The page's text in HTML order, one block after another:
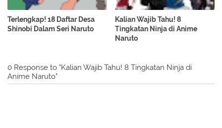
Terlengkap! 18 Daftar Desa
Shinobi Dalam Seri Naruto
Kalian Wajib Tahu! 8
Tingkatan Ninja di Anime
Naruto
0 Response to "Kalian Wajib Tahu! 8 Tingkatan Ninja di
Anime Naruto"